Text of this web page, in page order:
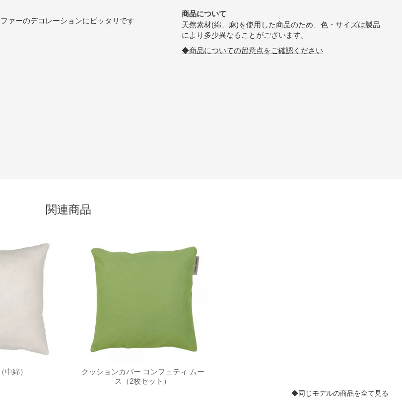
ァーのデコレーションにピッタリです
商品について
天然素材(綿、麻)を使用した商品のため、色・サイズは製品
により多少異なることがございます。
◆商品についての留意点をご確認ください
関連商品
中綿）
クッションカバー コンフェティ ムー
ス（2枚セット）
◆同じモデルの商品を全て見る